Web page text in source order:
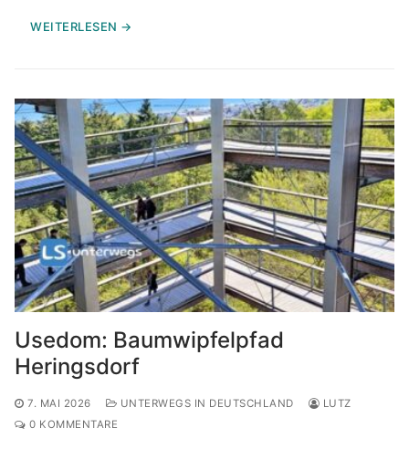
WEITERLESEN →
Usedom: Baumwipfelpfad
Heringsdorf
7. MAI 2026 UNTERWEGS IN DEUTSCHLAND
LUTZ
0 KOMMENTARE